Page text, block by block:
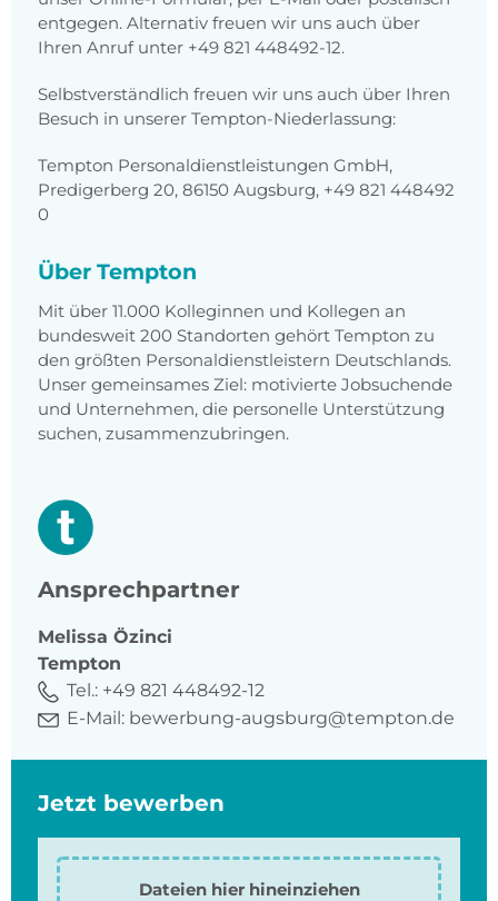
entgegen. Alternativ freuen wir uns auch über
Ihren Anruf unter +49 821 448492-12.
Selbstverständlich freuen wir uns auch über Ihren
Besuch in unserer Tempton-Niederlassung:
Tempton Personaldienstleistungen GmbH,
Predigerberg 20, 86150 Augsburg, +49 821 448492
0
Über Tempton
Mit über 11.000 Kolleginnen und Kollegen an
bundesweit 200 Standorten gehört Tempton zu
den größten Personaldienstleistern Deutschlands.
Unser gemeinsames Ziel: motivierte Jobsuchende
und Unternehmen, die personelle Unterstützung
suchen, zusammenzubringen.
Ansprechpartner
Melissa Özinci
Tempton
Tel.: +49 821 448492-12
E-Mail: bewerbung-augsburg@tempton.de
Jetzt bewerben
Dateien hier hineinziehen